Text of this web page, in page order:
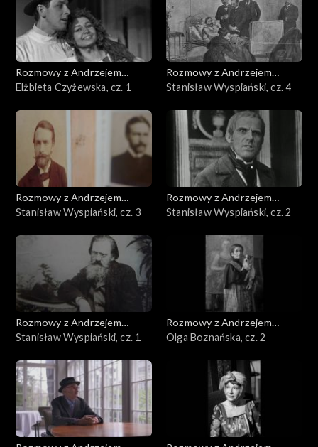
Rozmowy z Andrzejem
Doboszem
Elżbieta Czyżewska, cz. 1
Rozmowy z Andrzejem
Doboszem
Stanisław Wyspiański, cz. 4
Rozmowy z Andrzejem
Doboszem
Stanisław Wyspiański, cz. 3
Rozmowy z Andrzejem
Doboszem
Stanisław Wyspiański, cz. 2
Rozmowy z Andrzejem
Doboszem
Stanisław Wyspiański, cz. 1
Rozmowy z Andrzejem
Doboszem
Olga Boznańska, cz. 2